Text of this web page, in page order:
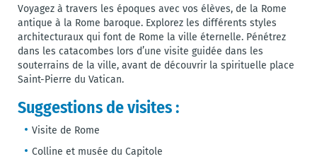
Voyagez à travers les époques avec vos élèves, de la Rome
antique à la Rome baroque. Explorez les différents styles
architecturaux qui font de Rome la ville éternelle. Pénétrez
dans les catacombes lors d’une visite guidée dans les
souterrains de la ville, avant de découvrir la spirituelle place
Saint-Pierre du Vatican.
Suggestions de visites :
Visite de Rome
Colline et musée du Capitole